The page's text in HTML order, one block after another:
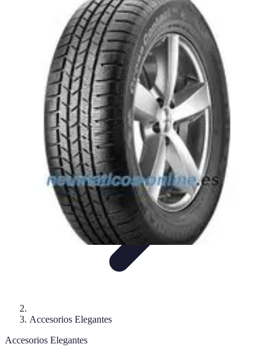
Moda ProfesionalConsejos de EstiloAccesorios y
AccesoriosModa de Invierno
Estilo Elegante
Accesorios Elegantes
Accesorios Elegantes